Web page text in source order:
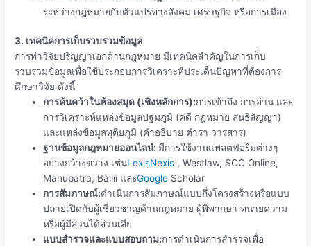
ระหว่างกฎหมายกับตัวแปรทางสังคม เศรษฐกิจ หรือการเมือง
3. เทคนิคการเก็บรวบรวมข้อมูล
การทำวิจัยปริญญาเอกด้านกฎหมาย มีเทคนิคสำคัญในการเก็บ
รวบรวมข้อมูลเพื่อใช้ประกอบการวิเคราะห์ประเด็นปัญหาที่ต้องการ
ศึกษาวิจัย ดังนี้
การค้นคว้าในห้องสมุด (เชิงหลักการ):การเข้าถึง การอ่าน และ
การวิเคราะห์แหล่งข้อมูลปฐมภูมิ (คดี กฎหมาย สนธิสัญญา)
และแหล่งข้อมูลทุติยภูมิ (คำอธิบาย ตำรา วารสาร)
ฐานข้อมูลกฎหมายออนไลน์: มีการใช้งานแพลตฟอร์มต่างๆ
อย่างกว้างขวาง เช่นLexisNexis , Westlaw, SCC Online,
Manupatra, Bailii และGoogle Scholar
การสัมภาษณ์:ดำเนินการสัมภาษณ์แบบกึ่งโครงสร้างหรือแบบ
ปลายเปิดกับผู้เชี่ยวชาญด้านกฎหมาย ผู้พิพากษา ทนายความ
หรือผู้มีส่วนได้ส่วนเสีย
แบบสำรวจและแบบสอบถาม:การดำเนินการสำรวจเพื่อ